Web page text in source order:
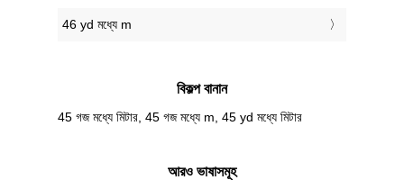
46 yd মধ্যে m
বিকল্প বানান
45 গজ মধ্যে মিটার, 45 গজ মধ্যে m, 45 yd মধ্যে মিটার
আরও ভাষাসমূহ